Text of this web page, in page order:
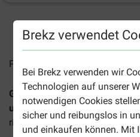
Brekz verwendet
Bei Brekz verwenden wir
Technologien auf unserer
notwendigen Cookies
sicher und reibungslos in
und einkaufen können. Mit
Preise inkl. MwSt zzgl.
Gourmet Gold Feine
und Enteist ein
richtet sich an anspruchsvolle